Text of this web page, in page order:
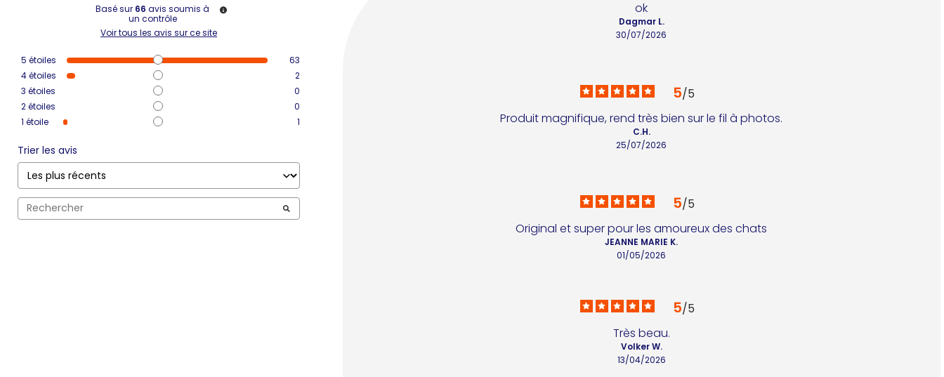
Basé sur 66 avis soumis à
un contrôle
Voir tous les avis sur ce site
5 étoiles
63
4étoiles
2
3 étoiles
0
2étoiles
0
1 étoile 1
Trier les avis
ok
30/07/2026
Dagmar L.
5/5
Produit magnifique, rend très bien sur le fil à photos.
25/07/2026
C.H.
5/5
Original et super pour les amoureux des chats
01/05/2026
JEANNE MARIE K.
5/5
Très beau.
13/04/2026
Volker W.